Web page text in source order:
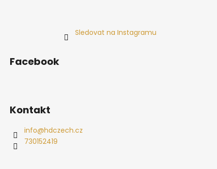
Sledovat na Instagramu
Facebook
Kontakt
info@hdczech.cz
730152419